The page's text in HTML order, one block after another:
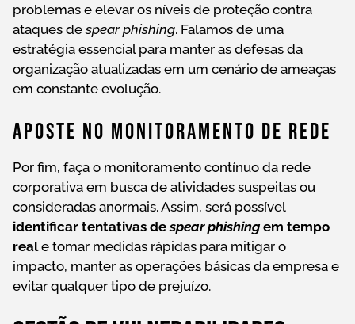
problemas e elevar os níveis de proteção contra
ataques despear phishing. Falamos de uma
estratégia essencial para manter as defesas da
organização atualizadas em um cenário de ameaças
em constante evolução.
Aposte No Monitoramento De Rede
Por fim, faça o monitoramento contínuo da rede
corporativa em busca de atividades suspeitas ou
consideradas anormais. Assim, será possível
identificar tentativas despear phishing em tempo
reale tomar medidas rápidas para mitigar o
impacto, manter as operações básicas da empresa e
evitar qualquer tipo de prejuízo.